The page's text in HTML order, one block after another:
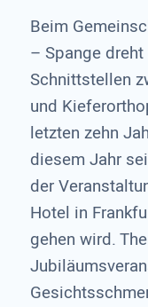
Beim
– Spange
Schnittstellen
und
letzten zehn
diesem Jahr
der
Hotel in
gehen wird.